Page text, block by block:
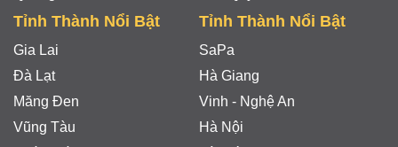
Tỉnh Thành Nổi Bật
Gia Lai
Đà Lạt
Măng Đen
Vũng Tàu
Tỉnh Thành Nổi Bật
SaPa
Hà Giang
Vinh - Nghệ An
Hà Nội